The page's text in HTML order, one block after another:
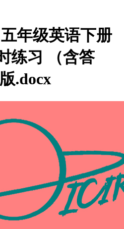
五年级英语下册
练习 （含答
.docx